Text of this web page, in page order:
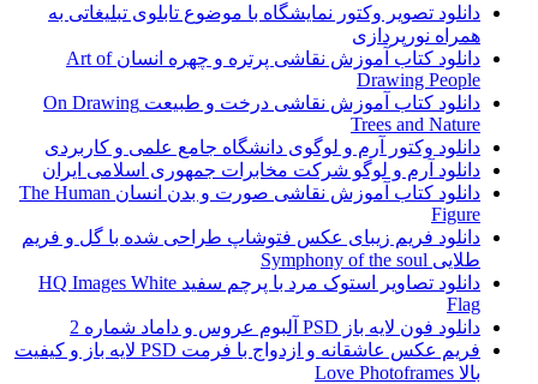
دانلود تصویر وکتور نمایشگاه با موضوع تابلوی تبلیغاتی به
همراه نورپردازی
دانلود کتاب آموزش نقاشی پرتره و چهره انسان Art of
Drawing People
دانلود کتاب آموزش نقاشی درخت و طبیعت On Drawing
Trees and Nature
دانلود وکتور آرم و لوگوی دانشگاه جامع علمی و کاربردی
دانلود آرم و لوگو شرکت مخابرات جمهوری اسلامی ایران
دانلود کتاب آموزش نقاشی صورت و بدن انسان The Human
Figure
دانلود فریم زیبای عکس فتوشاپ طراحی شده با گل و فریم
طلایی Symphony of the soul
دانلود تصاویر استوک مرد با پرچم سفید HQ Images White
Flag
دانلود فون لایه باز PSD آلبوم عروس و داماد شماره 2
فریم عکس عاشقانه و ازدواج با فرمت PSD لایه باز و کیفیت
بالا Love Photoframes